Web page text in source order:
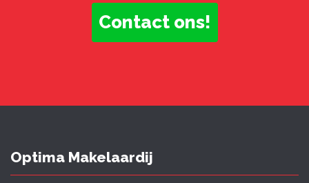
Contact ons!
Optima Makelaardij